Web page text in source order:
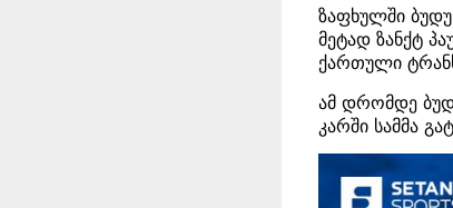
ზაფხულში
მეტად ზანქტ
ქართული
ამ დრომდე
კარში სამმა